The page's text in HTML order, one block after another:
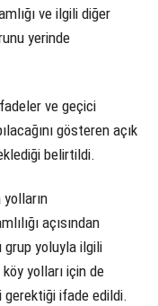
ve ilgili diğer
yerinde
ve geçici
gösteren açık
belirtildi.
yolların
açısından
grup yoluyla ilgili
yolları için de
gerektiği ifade edildi.